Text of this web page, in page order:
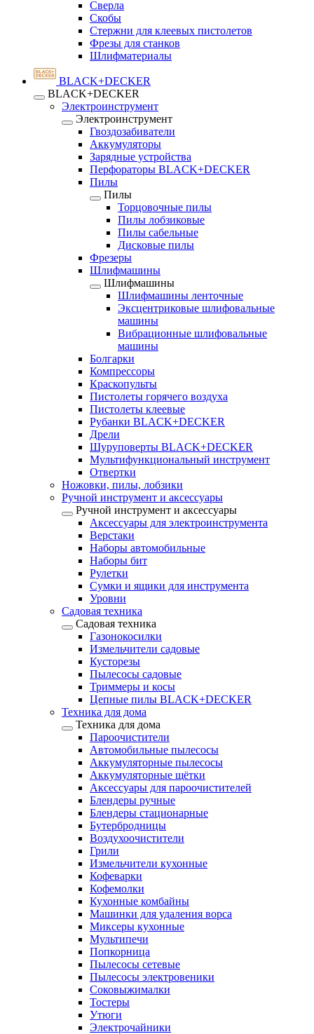
Сверла
Скобы
Стержни для клеевых пистолетов
Фрезы для станков
Шлифматериалы
BLACK+DECKER
BLACK+DECKER
Электроинструмент
Электроинструмент
Гвоздозабиватели
Аккумуляторы
Зарядные устройства
Перфораторы BLACK+DECKER
Пилы
Пилы
Торцовочные пилы
Пилы лобзиковые
Пилы сабельные
Дисковые пилы
Фрезеры
Шлифмашины
Шлифмашины
Шлифмашины ленточные
Эксцентриковые шлифовальные
машины
Вибрационные шлифовальные
машины
Болгарки
Компрессоры
Краскопульты
Пистолеты горячего воздуха
Пистолеты клеевые
Рубанки BLACK+DECKER
Дрели
Шуруповерты BLACK+DECKER
Мультифункциональный инструмент
Отвертки
Ножовки, пилы, лобзики
Ручной инструмент и аксессуары
Ручной инструмент и аксессуары
Аксессуары для электроинструмента
Верстаки
Наборы автомобильные
Наборы бит
Рулетки
Сумки и ящики для инструмента
Уровни
Садовая техника
Садовая техника
Газонокосилки
Измельчители садовые
Кусторезы
Пылесосы садовые
Триммеры и косы
Цепные пилы BLACK+DECKER
Техника для дома
Техника для дома
Пароочистители
Автомобильные пылесосы
Аккумуляторные пылесосы
Аккумуляторные щётки
Аксессуары для пароочистителей
Блендеры ручные
Блендеры стационарные
Бутербродницы
Воздухоочистители
Грили
Измельчители кухонные
Кофеварки
Кофемолки
Кухонные комбайны
Машинки для удаления ворса
Миксеры кухонные
Мультипечи
Попкорница
Пылесосы сетевые
Пылесосы электровеники
Соковыжималки
Тостеры
Утюги
Электрочайники